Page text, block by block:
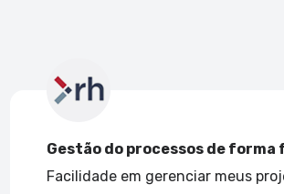
processos de forma fácil!
em gerenciar meus projetos de